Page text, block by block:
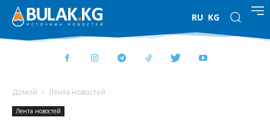
RU KG
Домой Лента новостей
Лента новостей